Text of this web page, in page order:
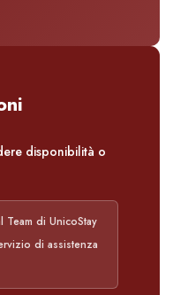
disponibilità o
Team di UnicoStay
di assistenza